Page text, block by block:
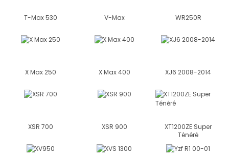
T-Max 530 V-Max WR250R
X Max 250 X Max 400 XJ6 2008-2014
XSR 700 XSR 900
XT1200ZE Super
Ténéré